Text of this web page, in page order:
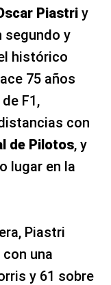
Piastri y
segundo y
histórico
75 años
F1,
con
de Pilotos, y
lugar en la
Piastri
una
y 61 sobre